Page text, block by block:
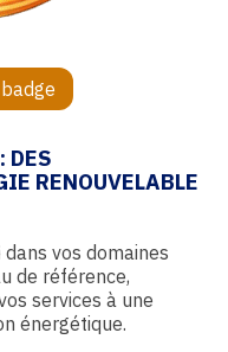
DES
RENOUVELABLE
vos domaines
de référence,
services à une
énergétique.